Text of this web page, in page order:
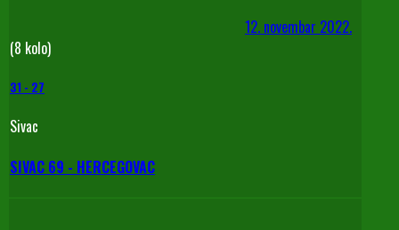
12. novembar 2022.
(8 kolo)
31 - 27
Sivac
SIVAC 69 - HERCEGOVAC